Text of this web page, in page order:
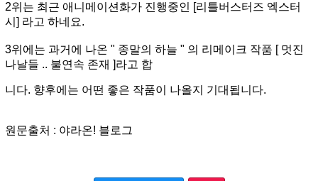
2위는 최근 애니메이션화가 진행중인 [리틀버스터즈 엑스터
시] 라고 하네요.
3위에는 과거에 나온 " 종말의 하늘 " 의 리메이크 작품 [ 멋진
나날들 .. 불연속 존재 ]라고 합
니다. 향후에는 어떤 좋은 작품이 나올지 기대됩니다.
원문출처 : 야라온! 블로그